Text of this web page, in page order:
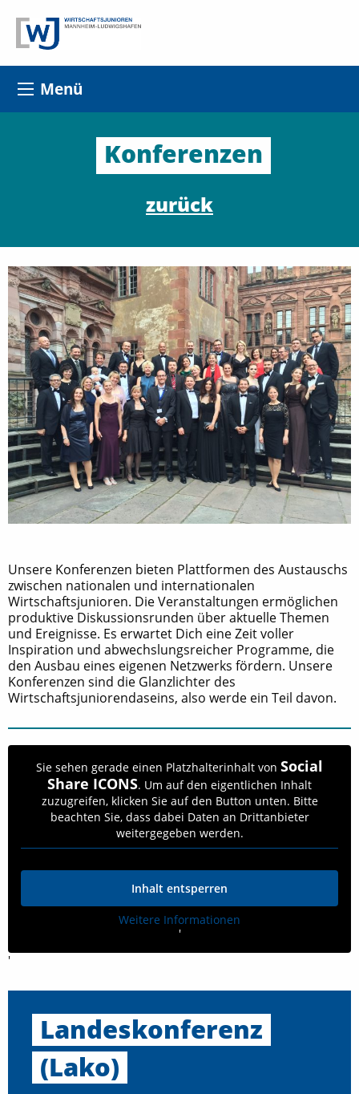
Menü
Konferenzen
zurück
Unsere Konferenzen bieten Plattformen des Austauschs
zwischen nationalen und internationalen
Wirtschaftsjunioren. Die Veranstaltungen ermöglichen
produktive Diskussionsrunden über aktuelle Themen
und Ereignisse. Es erwartet Dich eine Zeit voller
Inspiration und abwechslungsreicher Programme, die
den Ausbau eines eigenen Netzwerks fördern. Unsere
Konferenzen sind die Glanzlichter des
Wirtschaftsjuniorendaseins, also werde ein Teil davon.
Sie sehen gerade einen Platzhalterinhalt von Social
Share ICONS. Um auf den eigentlichen Inhalt
zuzugreifen, klicken Sie auf den Button unten. Bitte
beachten Sie, dass dabei Daten an Drittanbieter
weitergegeben werden.
Inhalt entsperren
Weitere Informationen
'
'
Landeskonferenz
(Lako)